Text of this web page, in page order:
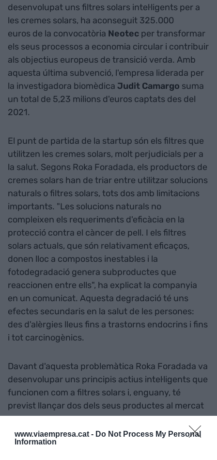
www.viaempresa.cat - Do Not Process My Personal
Information
desenvolupat uns filtres solars intel·ligents per a
les cremes solars, ha aconseguit 325.000
euros de la convocatòria Neotec per transformar
els seus processos a economia circular i contribuir
als objectius europeus de transició verda. Amb
aquesta última subvenció, l'empresa liderada per
la investigadora biomèdica Judit Camargo suma
un total de 5,23 milions d'euros captats des del
2021.
El punt de partida de la startup són els filtres que
utilitzen les cremes solars, molt perjudicials per a
la salut. Segons Roka Foradada, els productors de
cremes solars han de triar entre utilitzar solucions
naturals o filtres solars, tots dos amb limitacions
importants. "Les solucions naturals no
compleixen els requeriments d'eficàcia en la
protecció contra el càncer de pell. I els filtres
solars actuals, que són relativament eficaços,
donen lloc a compostos inestables i la
fotodegradació genera subproductes que
reaccionen entre ells", ha explicat la companyia
en un comunicat. Aquesta degradació té uns
efectes secundaris en la salut de les persones:
des d'alèrgies lleus fins a trastorns endocrins i fins
i tot carcinogènics.
Davant d'aquesta problemàtica Roka Foradada va
desenvolupar uns principis actius intel·ligents que
funcionen com a filtres solars i, enguany, té
previst llançar dos dels seus productes al mercat
europeu.